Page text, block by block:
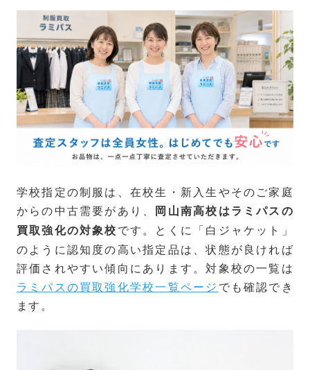
学校指定の制服は、在校生・新入生やそのご家庭
からの中古需要があり、 岡山南高校はラミパスの
買取強化の対象校です。とくに「白ジャケット」
のように認知度の高い指定品は、状態が良ければ
評価されやすい傾向にあります。対象校の一覧は
ラミパスの買取強化学校一覧ページ でも確認でき
ます。